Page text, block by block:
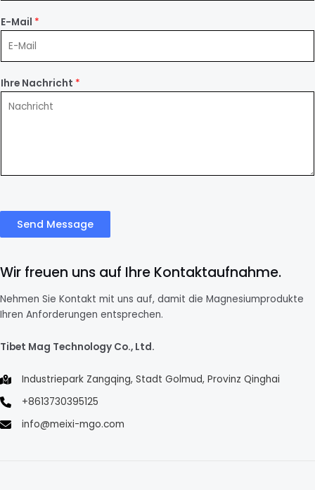
E-Mail *
Ihre Nachricht *
Send Message
Wir freuen uns auf Ihre Kontaktaufnahme.
Nehmen Sie Kontakt mit uns auf, damit die Magnesiumprodukte
Ihren Anforderungen entsprechen.
Tibet Mag Technology Co., Ltd.
Industriepark Zangqing, Stadt Golmud, Provinz Qinghai
+8613730395125
info@meixi-mgo.com